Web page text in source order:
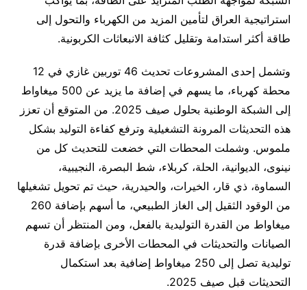
استراتيجية العراق لتأمين المزيد من الكهرباء والتحول إلى
طاقة أكثر استدامة وتقليل كثافة الانبعاثات الكربونية.
وتشمل إحدى المشروعات تحديث 46 توربين غازي في 12
محطة كهرباء، ما يسهم في إضافة ما يزيد عن 500 ميغاواط
إلى الشبكة الوطنية بحلول صيف 2025. من المتوقع أن تعزز
هذه التحديثات المرونة التشغيلية وترفع كفاءة التوليد بشكل
ملموس. وشملت المحطات التي خضعت للتحديث كل من
نينوى، الديوانية، الحلة، كربلاء، شط البصرة، النجيبية،
السماوة، ذي قار، الخيرات، والحيدرية، حيث تم تحويل تشغيلها
من الوقود الثقيل إلى الغاز الطبيعي، ما أسهم بإضافة 260
ميغاواط من القدرة التوليدية بالفعل، ومن المنتظر أن تسهم
الصيانات والتحديثات في المحطات الأخرى بإضافة قدرة
توليدية تصل إلى 250 ميغاواط إضافية بعد استكمال
التحديثات قبل صيف 2025.